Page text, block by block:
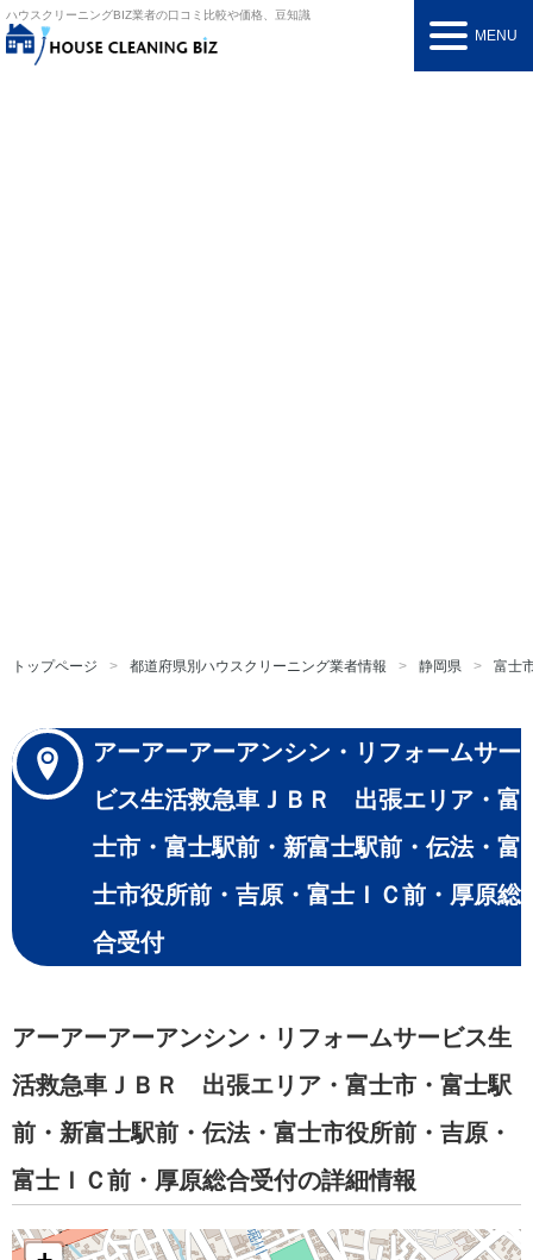
ハウスクリーニングBIZ業者の口コミ比較や価格、豆知識
MENU
トップページ 都道府県別ハウスクリーニング業者情報 静岡県 富士
アーアーアーアンシン・リフォームサー
ビス生活救急車ＪＢＲ 出張エリア・富
士市・富士駅前・新富士駅前・伝法・富
士市役所前・吉原・富士ＩＣ前・厚原総
合受付
アーアーアーアンシン・リフォームサービス生
活救急車ＪＢＲ 出張エリア・富士市・富士駅
前・新富士駅前・伝法・富士市役所前・吉原・
富士ＩＣ前・厚原総合受付の詳細情報